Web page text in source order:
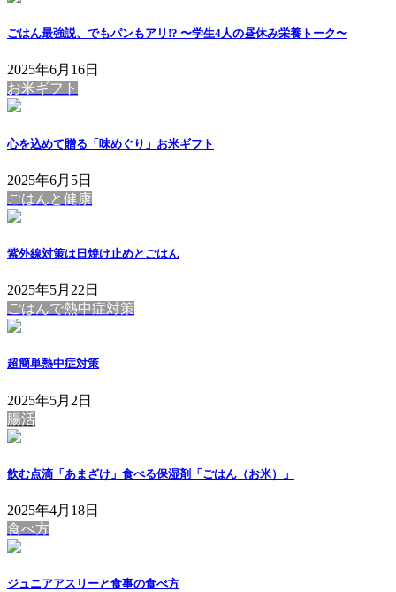
ごはん最強説、でもパンもアリ!? 〜学生4人の昼休み栄養トーク〜
2025年6月16日
お米ギフト
心を込めて贈る「味めぐり」お米ギフト
2025年6月5日
ごはんと健康
紫外線対策は日焼け止めとごはん
2025年5月22日
ごはんで熱中症対策
超簡単熱中症対策
2025年5月2日
腸活
飲む点滴「あまざけ」食べる保湿剤「ごはん（お米）」
2025年4月18日
食べ方
ジュニアアスリーと食事の食べ方